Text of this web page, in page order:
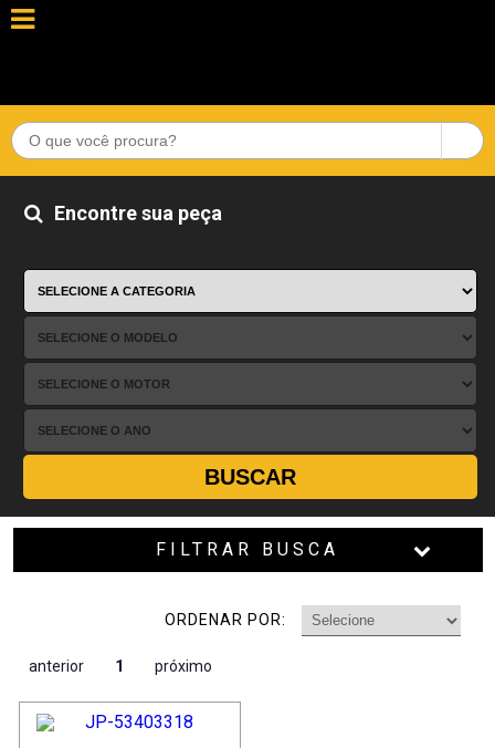
Encontre sua peça
BUSCAR
FILTRAR BUSCA
ORDENAR POR:
anterior 1 próximo